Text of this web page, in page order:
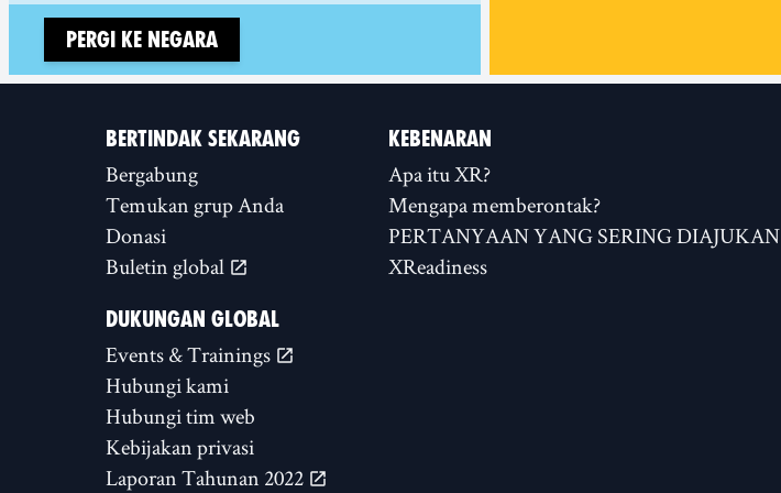
Pergi ke negara
BERTINDAK SEKARANG
Bergabung
Temukan grup Anda
Donasi
Buletin global
KEBENARAN
Apa itu XR?
Mengapa memberontak?
PERTANYAAN YANG SERING DIAJUKAN
XReadiness
DUKUNGAN GLOBAL
Events & Trainings
Hubungi kami
Hubungi tim web
Kebijakan privasi
Laporan Tahunan 2022